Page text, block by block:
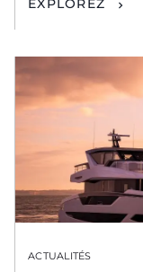
EXPLOREZ
ACTUALITÉS